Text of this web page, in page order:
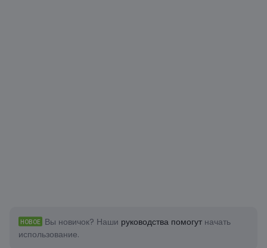
НОВОЕ Вы новичок? Наши руководства помогутначать
использование.